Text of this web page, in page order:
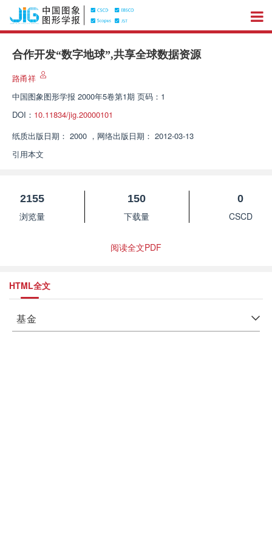
合作开发“数字地球”,共享全球数据资源
路甬祥
中国图象图形学报 2000年5卷第1期 页码：1
DOI： 10.11834/jig.20000101
纸质出版日期： 2000 ， 网络出版日期： 2012-03-13
引用本文
2155
浏览量
150
下载量
0
CSCD
阅读全文PDF
HTML全文
基金